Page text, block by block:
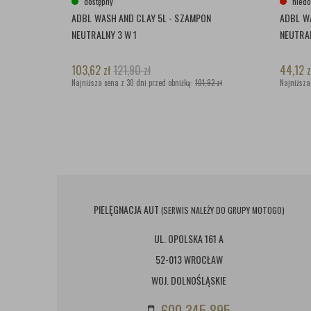
ADBL WASH AND CLAY 5L - SZAMPON
NEUTRALNY 3 W 1
103,62 zł121,90zł
Najniższa cena z 30 dni przed obniżką: 101,92 zł
ADBL
44,12
PIELĘGNACJA AUT (SERWIS NALEŻY DO GRUPY MOTOGO)
UL. OPOLSKA 161 A
52-013 WROCŁAW
WOJ. DOLNOŚLĄSKIE